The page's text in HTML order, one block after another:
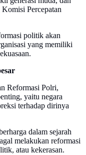
Percepatan
politik akan
yang memiliki
Reformasi Polri,
yaitu negara
terhadap dirinya
dalam sejarah
melakukan reformasi
atau kekerasan.